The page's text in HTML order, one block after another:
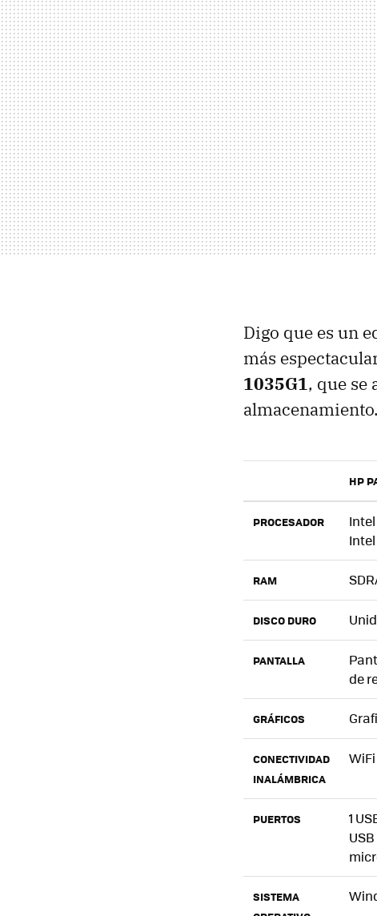
Digo que es un
más
1035G1, que se
HP
PROCESADOR
RAM
DISCO DURO
PANTALLA
de
GRÁFICOS
CONECTIVIDAD
INALÁMBRICA
PUERTOS
1
SISTEMA